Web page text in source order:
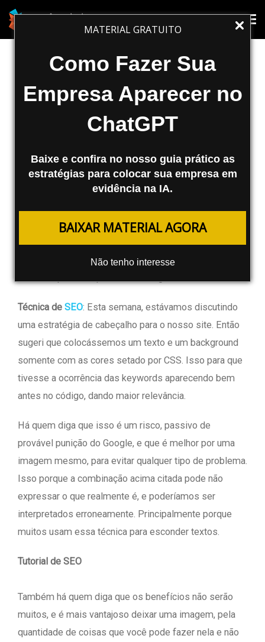
MATERIAL GRATUITO
Como Fazer Sua
Empresa Aparecer no
ChatGPT
Baixe e confira no nosso guia prático as
estratégias para colocar sua empresa em
evidência na IA.
BAIXAR MATERIAL AGORA
Não tenho interesse
SEO
Olá amigos do Agência Mestre Serei bem
simples nesse post e conto com a opinião
Técnica de SEO: Esta...
Fábio Ricotta
Olá amigos doAgência Mestre
Serei bem simples nesse post e conto com a opinião
Técnica de SEO: Esta semana, estávamos discutindo
uma estratégia de cabeçalho para o nosso site. Então
sugeri que colocássemos um texto e um background
somente com as cores setado por CSS. Isso para que
tivesse a ocorrência das keywords aparecendo bem
antes no código, dando maior relevância.
Há quem diga que isso é um risco, passivo de
provável punição do Google, e que é melhor por uma
imagem mesmo, para evitar qualquer tipo de problema.
Isso porque a combinação acima citada pode não
expressar o que realmente é, e poderíamos ser
interpretados erroneamente. Principalmente porque
muitos usam essa técnica para esconder textos.
Tutorial de SEO
Também há quem diga que os benefícios não serão
muitos, e é mais vantajoso deixar uma imagem, pela
quantidade de coisas que você pode fazer nela e não